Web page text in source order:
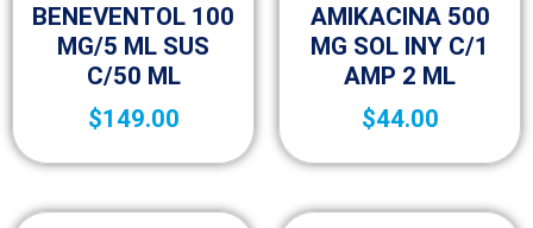
BENEVENTOL 100
MG/5 ML SUS
C/50 ML
$149.00
AMIKACINA 500
MG SOL INY C/1
AMP 2 ML
$44.00